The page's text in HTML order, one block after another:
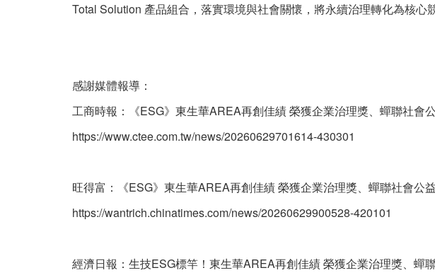
Total Solution 產品組合，落實環境與社會關懷，將永續治理轉化為核心
感謝媒體報導：
工商時報：《ESG》東生華AREA再創佳績 榮獲企業治理獎、蟬聯社會
https://www.ctee.com.tw/news/20260629701614-430301
旺得富：《ESG》東生華AREA再創佳績 榮獲企業治理獎、蟬聯社會公
https://wantrich.chinatimes.com/news/20260629900528-420101
經濟日報：生技ESG標竿！東生華AREA再創佳績 榮獲企業治理獎、蟬